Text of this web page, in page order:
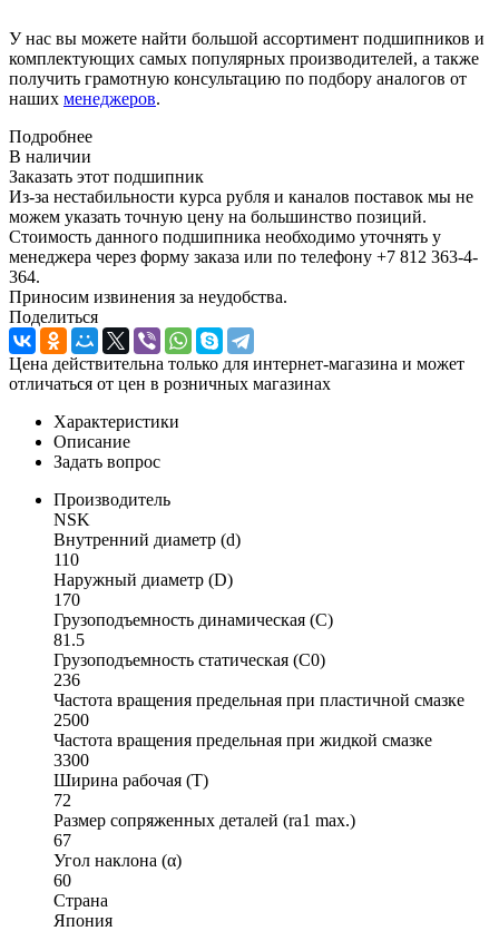
У нас вы можете найти большой ассортимент подшипников и
комплектующих самых популярных производителей, а также
получить грамотную консультацию по подбору аналогов от
наших менеджеров.
Подробнее
В наличии
Заказать этот подшипник
Из-за нестабильности курса рубля и каналов поставок мы не
можем указать точную цену на большинство позиций.
Стоимость данного подшипника необходимо уточнять у
менеджера через форму заказа или по телефону +7 812 363-4-
364.
Приносим извинения за неудобства.
Поделиться
Цена действительна только для интернет-магазина и может
отличаться от цен в розничных магазинах
Характеристики
Описание
Задать вопрос
Производитель
NSK
Внутренний диаметр (d)
110
Наружный диаметр (D)
170
Грузоподъемность динамическая (C)
81.5
Грузоподъемность статическая (C0)
236
Частота вращения предельная при пластичной смазке
2500
Частота вращения предельная при жидкой смазке
3300
Ширина рабочая (T)
72
Размер сопряженных деталей (ra1 max.)
67
Угол наклона (α)
60
Страна
Япония